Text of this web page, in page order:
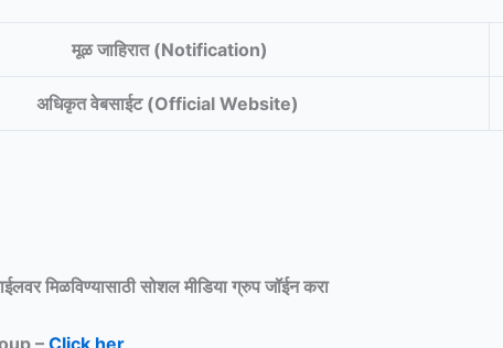
मूळ जाहिरात (Notification)
अधिकृत वेबसाईट (Official Website)
मिळविण्यासाठीसोशल मीडिया ग्रुप जॉईन करा
– Click her